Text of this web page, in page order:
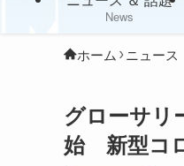
News
ホーム ニュース
グローサリ
始 新型コ